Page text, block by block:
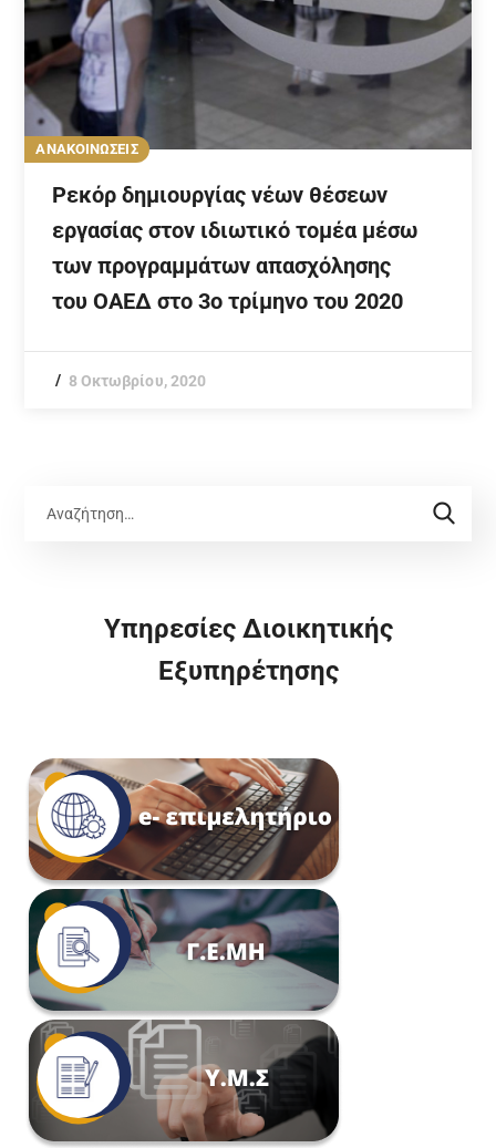
ΑΝΑΚΟΙΝΩΣΕΙΣ
Ρεκόρ δημιουργίας νέων θέσεων
εργασίας στον ιδιωτικό τομέα μέσω
των προγραμμάτων απασχόλησης
του ΟΑΕΔ στο 3ο τρίμηνο του 2020
8 Οκτωβρίου, 2020
Υπηρεσίες Διοικητικής
Εξυπηρέτησης